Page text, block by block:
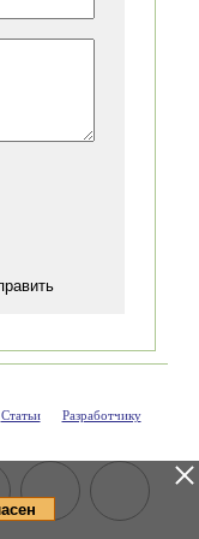
Статьи Разработчику